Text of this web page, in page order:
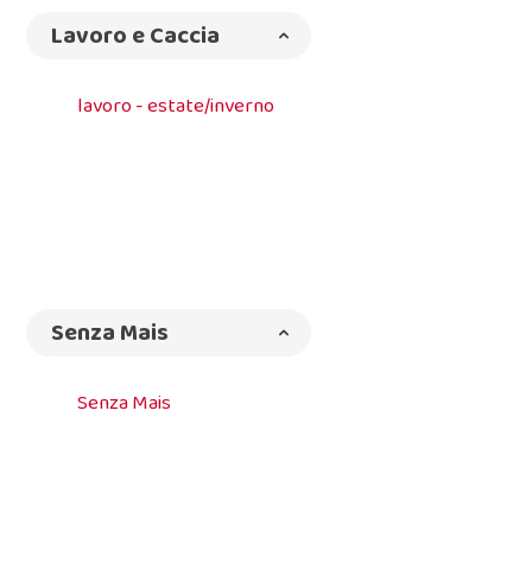
Lavoro e Caccia
lavoro - estate/inverno
Senza Mais
Senza Mais